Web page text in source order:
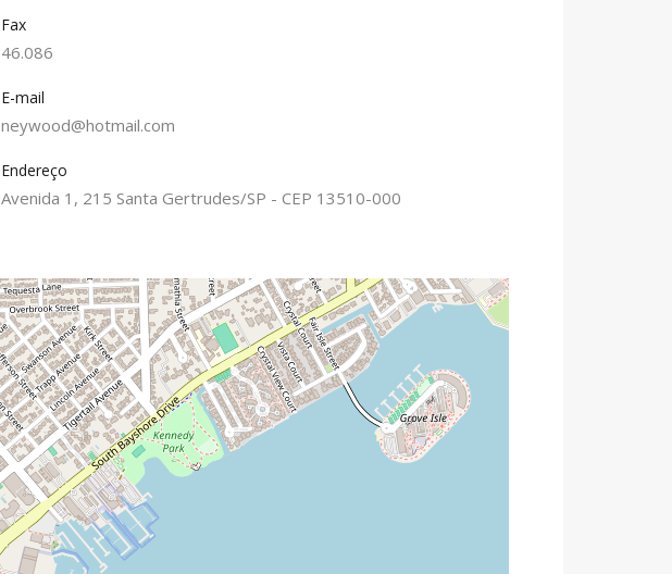
Fax
46.086
E-mail
neywood@hotmail.com
Endereço
Avenida 1, 215 Santa Gertrudes/SP - CEP 13510-000